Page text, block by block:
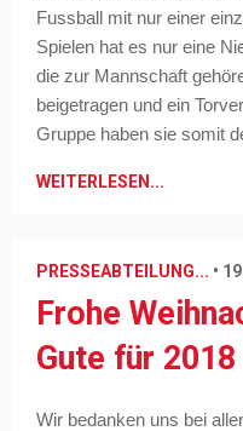
Fussball mit nur einer
Spielen hat es nur eine
die zur Mannschaft
beigetragen und ein
Gruppe haben sie somit
WEITERLESEN...
PRESSEABTEILUNG... •
Frohe
Gute für 2018
Wir bedanken uns bei